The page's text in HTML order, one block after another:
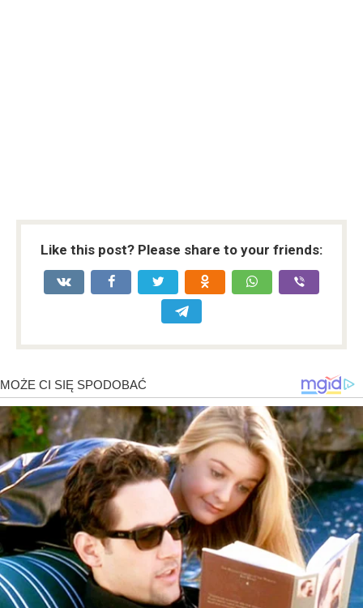
Like this post? Please share to your friends: